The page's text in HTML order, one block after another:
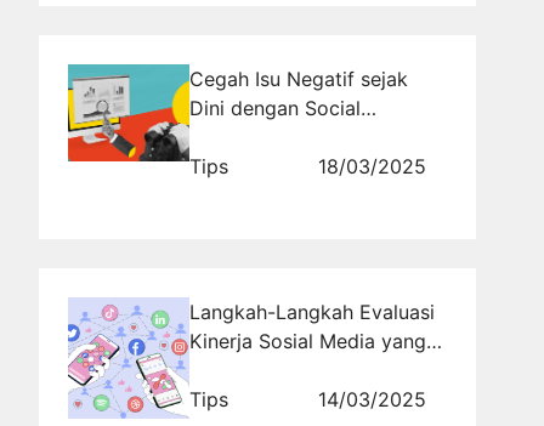
Cegah Isu Negatif sejak
Dini dengan Social
Tips
18/03/2025
Langkah-Langkah Evaluasi
Kinerja Sosial Media yang
Tips
14/03/2025